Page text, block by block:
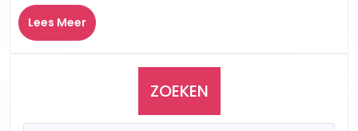
Lees MeerLees
Meer
ZOEKEN